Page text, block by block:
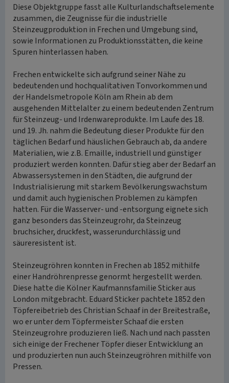
Diese Objektgruppe fasst alle Kulturlandschaftselemente
zusammen, die Zeugnisse für die industrielle
Steinzeugproduktion in Frechen und Umgebung sind,
sowie Informationen zu Produktionsstätten, die keine
Spuren hinterlassen haben.
Frechen entwickelte sich aufgrund seiner Nähe zu
bedeutenden und hochqualitativen Tonvorkommen und
der Handelsmetropole Köln am Rhein ab dem
ausgehenden Mittelalter zu einem bedeutenden Zentrum
für Steinzeug- und Irdenwareprodukte. Im Laufe des 18.
und 19. Jh. nahm die Bedeutung dieser Produkte für den
täglichen Bedarf und häuslichen Gebrauch ab, da andere
Materialien, wie z.B. Emaille, industriell und günstiger
produziert werden konnten. Dafür stieg aber der Bedarf an
Abwassersystemen in den Städten, die aufgrund der
Industrialisierung mit starkem Bevölkerungswachstum
und damit auch hygienischen Problemen zu kämpfen
hatten. Für die Wasserver- und -entsorgung eignete sich
ganz besonders das Steinzeugrohr, da Steinzeug
bruchsicher, druckfest, wasserundurchlässig und
säureresistent ist.
Steinzeugröhren konnten in Frechen ab 1852 mithilfe
einer Handröhrenpresse genormt hergestellt werden.
Diese hatte die Kölner Kaufmannsfamilie Sticker aus
London mitgebracht. Eduard Sticker pachtete 1852 den
Töpfereibetrieb des Christian Schaaf in der Breitestraße,
wo er unter dem Töpfermeister Schaaf die ersten
Steinzeugrohre produzieren ließ. Nach und nach passten
sich einige der Frechener Töpfer dieser Entwicklung an
und produzierten nun auch Steinzeugröhren mithilfe von
Pressen.